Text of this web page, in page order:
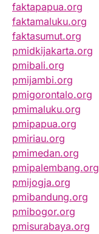
faktapapua.org
faktamaluku.org
faktasumut.org
pmidkijakarta.org
pmibali.org
pmijambi.org
pmigorontalo.org
pmimaluku.org
pmipapua.org
pmiriau.org
pmimedan.org
pmipalembang.org
pmijogja.org
pmibandung.org
pmibogor.org
pmisurabaya.org